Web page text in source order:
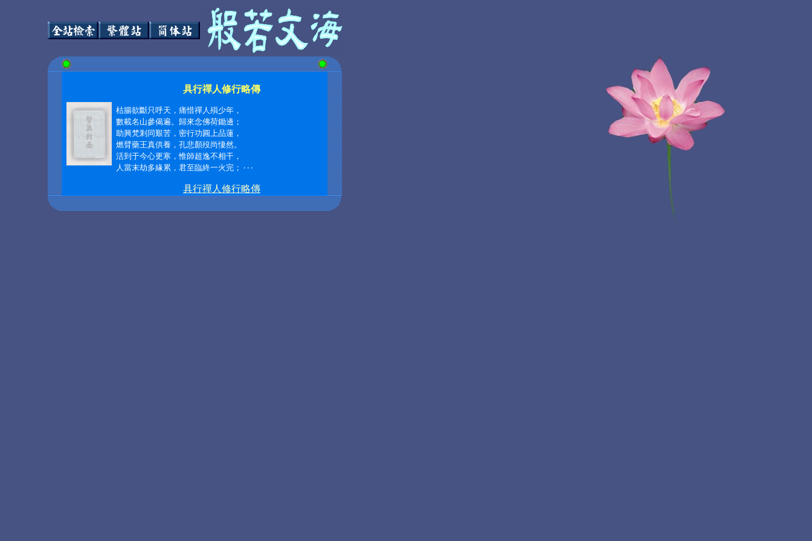
具行禪人修行略傳
枯腸欲斷只呼天，痛惜禪人殞少年，
數載名山參偈遍。歸來念佛荷鋤邊；
助興梵剎同艱苦，密行功圓上品蓮，
燃臂藥王真供養，孔悲顏歿尚悽然。
活到于今心更寒，惟師超逸不相干，
人當末劫多緣累，君至臨終一火完； ‧ ‧ ‧
具行禪人修行略傳